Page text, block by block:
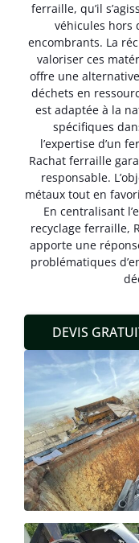
ferraille, qu’il
véhicules hors
encombrants. La
valoriser ces
offre une
déchets en
est adaptée à la
spécifiques
l’expertise d’un
Rachat ferraille
responsable.
métaux tout en
En centralisant
recyclage ferraille,
apporte une
problématiques
DEVIS